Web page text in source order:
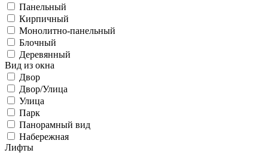
Панельный
Кирпичный
Монолитно-панельный
Блочный
Деревянный
Вид из окна
Двор
Двор/Улица
Улица
Парк
Панорамный вид
Набережная
Лифты